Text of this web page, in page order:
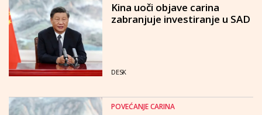
Kina uoči objave carina
zabranjuje investiranje u SAD
DESK
POVEĆANJE CARINA